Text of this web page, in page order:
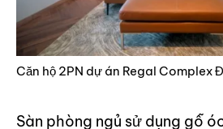
Căn hộ 2PN dự án Regal Complex
Sàn phòng ngủ sử dụng gỗ